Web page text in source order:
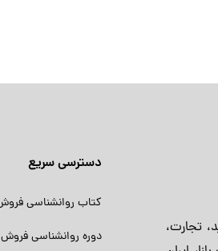
تجارت،
دسترسی سریع
کتاب روانشناسی
دوره روانشناسی فروش